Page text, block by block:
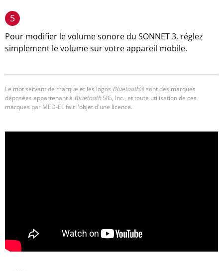
5
Pour modifier le volume sonore du SONNET 3, réglez
simplement le volume sur votre appareil mobile.
Le mot servant de marque et les logos Bluetooth® sont des marques
déposées appartenant à BluetoothSIG, Inc., et toute utilisation de ces
marques par MED-EL fait l'objet d'une licence.